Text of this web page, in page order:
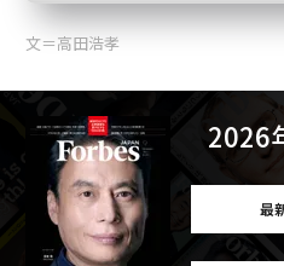
文＝高田浩孝
2026
最